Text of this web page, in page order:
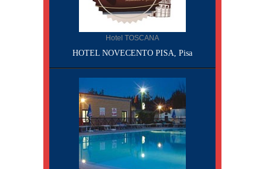
Hotel TOSCANA
HOTEL NOVECENTO PISA, Pisa